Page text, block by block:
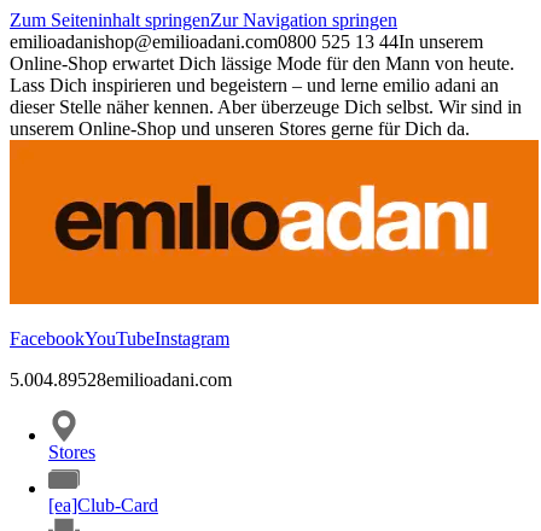
Zum Seiteninhalt springenZur Navigation springen
emilioadanishop@emilioadani.com0800 525 13 44In unserem
Online-Shop erwartet Dich lässige Mode für den Mann von heute.
Lass Dich inspirieren und begeistern – und lerne emilio adani an
dieser Stelle näher kennen. Aber überzeuge Dich selbst. Wir sind in
unserem Online-Shop und unseren Stores gerne für Dich da.
FacebookYouTubeInstagram
5.004.89528emilioadani.com
Stores
[ea]Club-Card